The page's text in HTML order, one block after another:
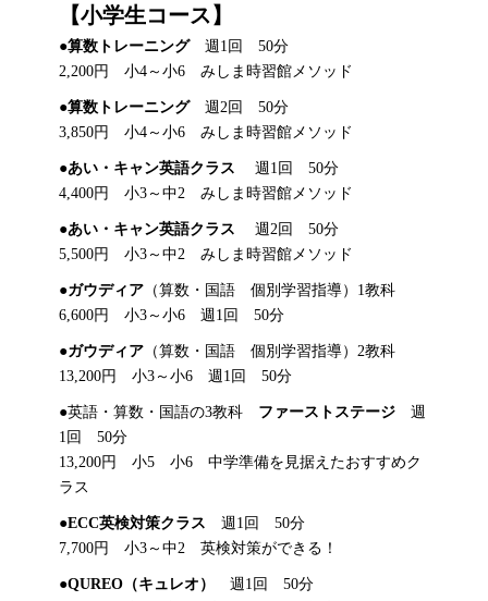
【小学生コース】
●算数トレーニング週1回 50分
2,200円 小4～小6 みしま時習館メソッド
●算数トレーニング週2回 50分
3,850円 小4～小6 みしま時習館メソッド
●あい・キャン英語クラス 週1回 50分
4,400円 小3～中2 みしま時習館メソッド
●あい・キャン英語クラス 週2回 50分
5,500円 小3～中2 みしま時習館メソッド
●ガウディア （算数・国語 個別学習指導）1教科
6,600円 小3～小6 週1回 50分
●ガウディア （算数・国語 個別学習指導）2教科
13,200円 小3～小6 週1回 50分
●英語・算数・国語の3教科 ファーストステージ 週
1回 50分
13,200円 小5 小6 中学準備を見据えたおすすめク
ラス
●ECC英検対策クラス 週1回 50分
7,700円 小3～中2 英検対策ができる！
●QUREO（キュレオ）
週1回 50分